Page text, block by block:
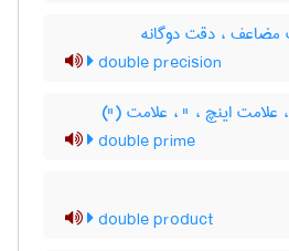
، دقت دوگانه
double precision
، علامت اینچ ، " ، علامت (")
double prime
double product